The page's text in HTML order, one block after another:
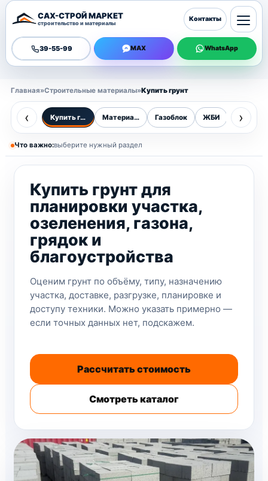
САХ-СТРОЙ МАРКЕТ
строительство и материалы
39-55-99 MAX WhatsApp
Контакты
Главная»Строительные материалы»Купить грунт
‹ Купить грунт Материалы Газоблок ЖБИ Бордюры
›
Что важно:выберите нужный раздел
Купить грунт для
планировки участка,
озеленения, газона,
грядок и
благоустройства
Оценим грунт по объёму, типу, назначению
участка, доставке, разгрузке, планировке и
доступу техники. Можно указать примерно —
если точных данных нет, подскажем.
Рассчитать стоимость
Смотреть каталог